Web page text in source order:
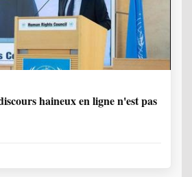
haineux en ligne n'est pas